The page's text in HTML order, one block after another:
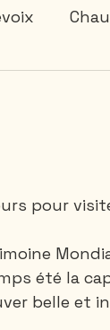
Canada
pour
été la
belle et